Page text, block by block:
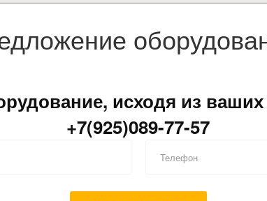
исходя из ваших
+7(925)089-77-57